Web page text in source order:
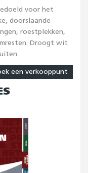
voor het
doorslaande
roestplekken,
Droogt wit
een verkooppunt